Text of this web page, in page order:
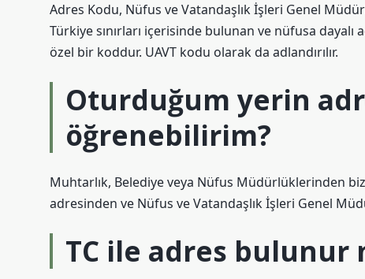
Adres Kodu, Nüfus ve Vatandaşlık İşleri Genel
Türkiye sınırları içerisinde bulunan ve nüfusa
özel bir koddur. UAVT kodu olarak da adlandırılır.
Oturduğum yerin
öğrenebilirim?
Muhtarlık, Belediye veya Nüfus Müdürlüklerinden
adresinden ve Nüfus ve Vatandaşlık İşleri Genel
TC ile adres bulunur